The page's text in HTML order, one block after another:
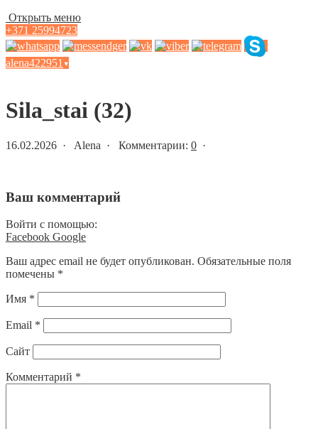
Открыть меню
+371 25994723
alena422951 ▾
Sila_stai (32)
16.02.2026 · Alena · Комментарии: 0 ·
Ваш комментарий
Войти с помощью:
Facebook Google
Ваш адрес email не будет опубликован. Обязательные поля
помечены *
Имя *
Email *
Сайт
Комментарий *